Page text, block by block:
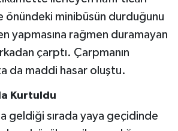
önündeki minibüsün durduğunu
yapmasına rağmen duramayan
çarptı. Çarpmanın
da maddi hasar oluştu.
Kurtuldu
geldiği sırada yaya geçidinde